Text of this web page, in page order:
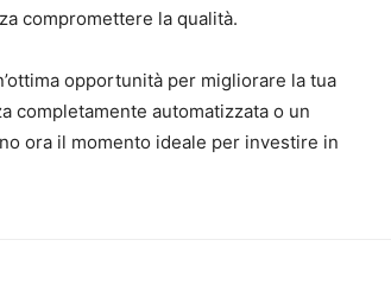
compromettere la qualità.
opportunità per migliorare la tua
completamente automatizzata o un
ora il momento ideale per investire in